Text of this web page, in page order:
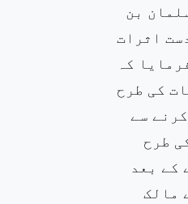
بن
اثرات
کہ
کی طرح
سے
طرح
کے بعد
مالک